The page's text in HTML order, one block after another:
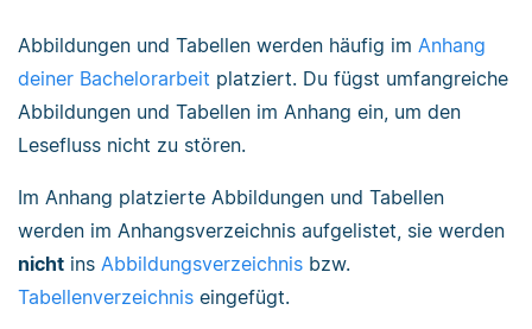
Abbildungen und Tabellen werden häufig im Anhang
deiner Bachelorarbeit platziert. Du fügst umfangreiche
Abbildungen und Tabellen im Anhang ein, um den
Lesefluss nicht zu stören.
Im Anhang platzierte Abbildungen und Tabellen
werden im Anhangsverzeichnis aufgelistet, sie werden
nicht ins Abbildungsverzeichnis bzw.
Tabellenverzeichnis eingefügt.